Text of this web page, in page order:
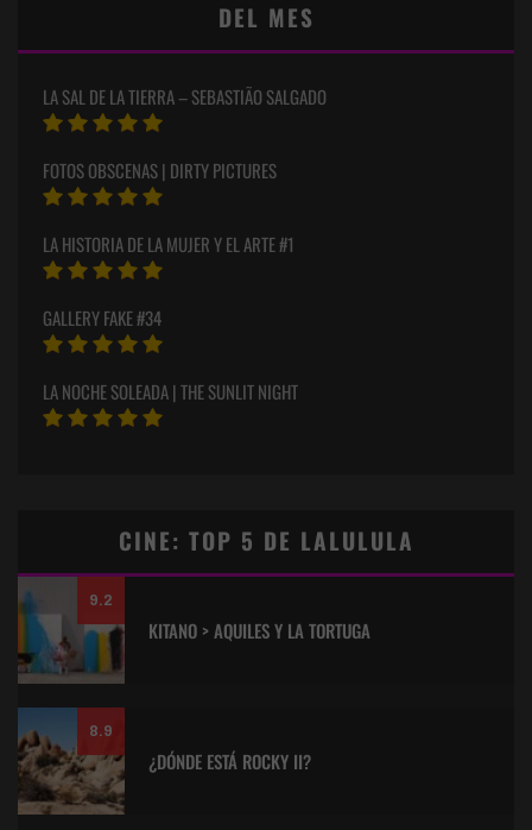
DEL MES
LA SAL DE LA TIERRA – SEBASTIÃO SALGADO
FOTOS OBSCENAS | DIRTY PICTURES
LA HISTORIA DE LA MUJER Y EL ARTE #1
GALLERY FAKE #34
LA NOCHE SOLEADA | THE SUNLIT NIGHT
CINE: TOP 5 DE LALULULA
9.2
KITANO > AQUILES Y LA TORTUGA
8.9
¿DÓNDE ESTÁ ROCKY II?